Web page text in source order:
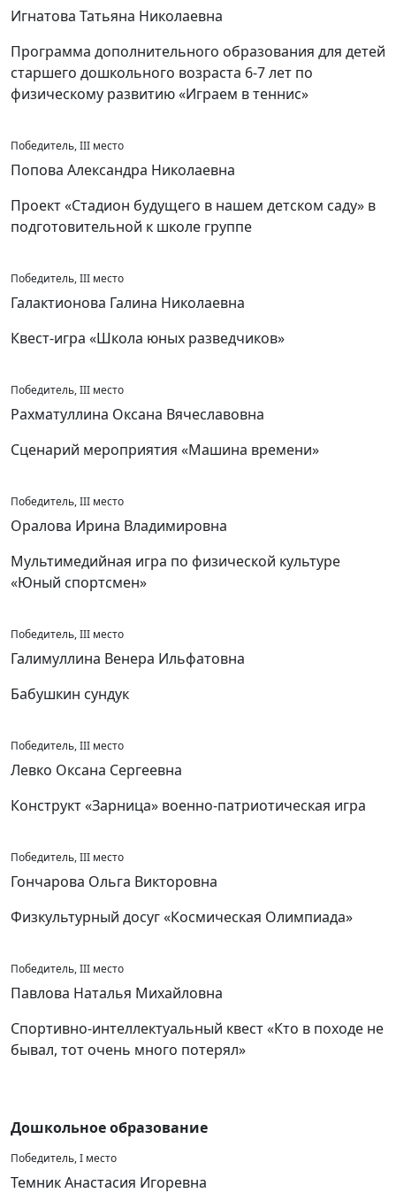
Игнатова Татьяна Николаевна
Программа дополнительного образования для детей
старшего дошкольного возраста 6-7 лет по
физическому развитию «Играем в теннис»
Победитель, III место
Попова Александра Николаевна
Проект «Стадион будущего в нашем детском саду» в
подготовительной к школе группе
Победитель, III место
Галактионова Галина Николаевна
Квест-игра «Школа юных разведчиков»
Победитель, III место
Рахматуллина Оксана Вячеславовна
Сценарий мероприятия «Машина времени»
Победитель, III место
Оралова Ирина Владимировна
Мультимедийная игра по физической культуре
«Юный спортсмен»
Победитель, III место
Галимуллина Венера Ильфатовна
Бабушкин сундук
Победитель, III место
Левко Оксана Сергеевна
Конструкт «Зарница» военно-патриотическая игра
Победитель, III место
Гончарова Ольга Викторовна
Физкультурный досуг «Космическая Олимпиада»
Победитель, III место
Павлова Наталья Михайловна
Спортивно-интеллектуальный квест «Кто в походе не
бывал, тот очень много потерял»
Дошкольное образование
Победитель, I место
Темник Анастасия Игоревна